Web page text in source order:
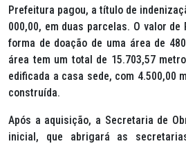
Prefeitura pagou, a título de
000,00, em duas parcelas. O valor de
forma de doação de uma área de
área tem um total de 15.703,57
edificada a casa sede, com 4.500,00
construída.
Após a aquisição, a Secretaria de
inicial, que abrigará as